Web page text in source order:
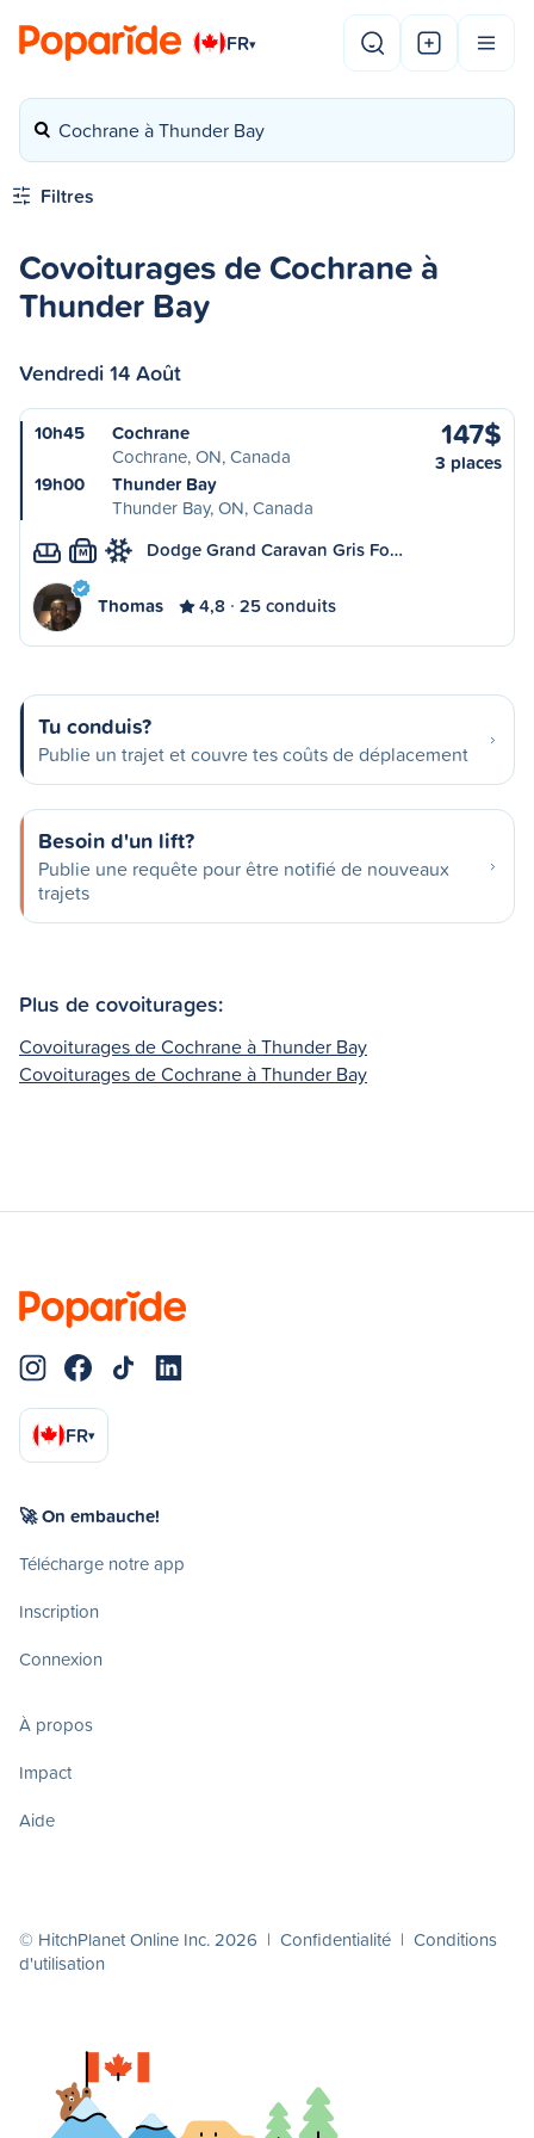
FR▾
Cochrane à Thunder Bay
Filtres
Covoiturages de Cochrane à
Thunder Bay
Vendredi 14 Août
10h45
Cochrane
Cochrane, ON, Canada
19h00
Thunder Bay
Thunder Bay, ON, Canada
147$
3 places
M Dodge Grand Caravan Gris Fo…
Thomas 4,8 25 conduits
Tu conduis?
Publie un trajet et couvre tes coûts de déplacement
Besoin d'un lift?
Publie une requête pour être notifié de nouveaux
trajets
Plus de covoiturages:
Covoiturages de Cochrane à Thunder Bay
Covoiturages de Cochrane à Thunder Bay
FR▾
🚀 On embauche!
Télécharge notre app
Inscription
Connexion
À propos
Impact
Aide
© HitchPlanet Online Inc. 2026 | Confidentialité | Conditions
d'utilisation